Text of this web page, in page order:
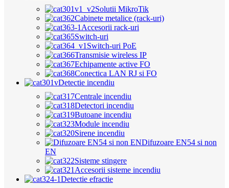
Solutii MikroTik
Cabinete metalice (rack-uri)
Accesorii rack-uri
Switch-uri
Switch-uri PoE
Transmisie wireless IP
Echipamente active FO
Conectica LAN RJ si FO
Detectie incendiu
Centrale incendiu
Detectori incendiu
Butoane incendiu
Module incendiu
Sirene incendiu
Difuzoare EN54 si non
EN
Sisteme stingere
Accesorii sisteme incendiu
Detectie efractie